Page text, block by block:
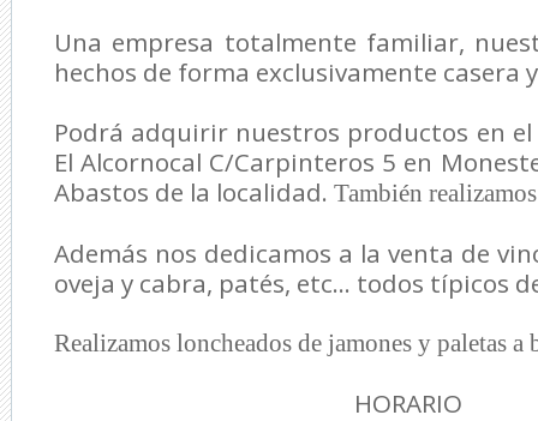
Una empresa totalmente familiar,
hechos de forma exclusivamente casera
Podrá adquirir nuestros productos en
El Alcornocal C/Carpinteros 5 en
Abastos de la localidad. También
Además nos dedicamos a la venta de
oveja y cabra, patés, etc... todos típicos
Realizamos loncheados de jamones y paletas a
HORARIO